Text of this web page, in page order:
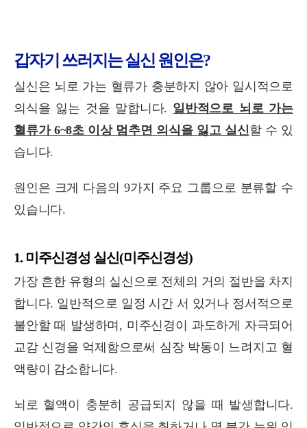
갑자기 쓰러지는 실신 원인은?
실신은 뇌로 가는 혈류가 충분하지 않아 일시적으로
의식을 잃는 것을 말합니다. 일반적으로 뇌로 가는
혈류가 6~8초 이상 멈추면 의식을 잃고 실신할 수 있
습니다.
원인은 크게 다음의 9가지 주요 그룹으로 분류할 수
있습니다.
1. 미주신경성 실신(미주신경성)
가장 흔한 유형의 실신으로 전체의 거의 절반을 차지
합니다. 일반적으로 일정 시간 서 있거나 정서적으로
불안할 때 발생하며, 미주신경이 과도하게 자극되어
교감 신경을 억제함으로써 심장 박동이 느려지고 혈
액량이 감소합니다.
뇌로 혈액이 충분히 공급되지 않을 때 발생합니다.